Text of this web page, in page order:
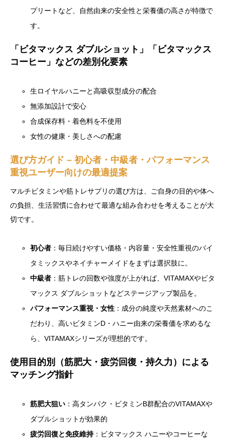
プリートなど、自然由来の安全性と栄養価の高さが特徴で
す。
「ビタマックス ダブルショット」「ビタマックス
コーヒー」などの差別化要素
生ロイヤルハニーと高吸収型成分の配合
無添加設計で安心
合成保存料・着色料を不使用
女性の健康・美しさへの配慮
選び方ガイド – 初心者・中級者・パフォーマンス
重視ユーザー向けの最適提案
マルチビタミンや筋トレサプリの選び方は、ご自身の目的や体へ
の負担、生活習慣に合わせて最適な組み合わせを考えることが大
切です。
初心者 ：毎日続けやすい価格・内容量・安全性重視のバイ
タミックスやネイチャーメイドをまずは選択肢に。
中級者 ：筋トレの回数や強度が上がれば、VITAMAXやビタ
マックス ダブルショットなどステージアップ製品を。
パフォーマンス重視・女性 ：成分の純度や天然素材へのこ
だわり、高いビタミンD・ハニー由来の栄養価を求めるな
ら、VITAMAXシリーズが理想的です。
使用目的別（筋肥大・疲労回復・持久力）による
マッチング指針
筋肥大狙い ：高タンパク・ビタミンB群配合のVITAMAXや
ダブルショットが効果的
疲労回復と免疫維持：ビタマックス ハニーやコーヒーな